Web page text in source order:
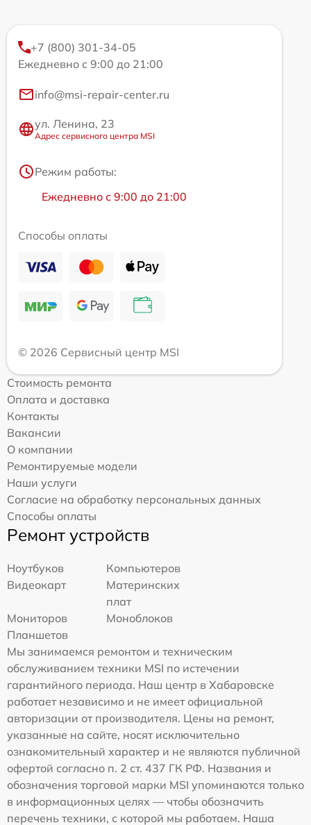
+7 (800) 301-34-05
Ежедневно с 9:00 до 21:00
info@msi-repair-center.ru
ул. Ленина, 23
Адрес сервисного центра MSI
Режим работы:
Ежедневно с 9:00 до 21:00
Способы оплаты
© 2026 Сервисный центр MSI
Стоимость ремонта
Оплата и доставка
Контакты
Вакансии
О компании
Ремонтируемые модели
Наши услуги
Согласие на обработку персональных данных
Способы оплаты
Ремонт устройств
Ноутбуков
Компьютеров
Видеокарт
Материнских
плат
Мониторов
Моноблоков
Планшетов
Мы занимаемся ремонтом и техническим
обслуживанием техники MSI по истечении
гарантийного периода. Наш центр в Хабаровске
работает независимо и не имеет официальной
авторизации от производителя. Цены на ремонт,
указанные на сайте, носят исключительно
ознакомительный характер и не являются публичной
офертой согласно п. 2 ст. 437 ГК РФ. Названия и
обозначения торговой марки MSI упоминаются только
в информационных целях — чтобы обозначить
перечень техники, с которой мы работаем. Наша